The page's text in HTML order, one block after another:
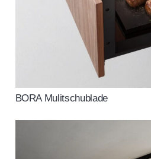
BORA Mulitschublade